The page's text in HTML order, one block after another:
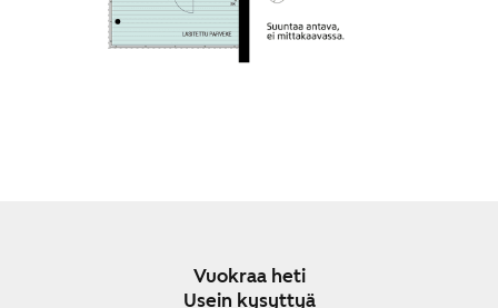
Vuokraa heti
Usein kysyttyä